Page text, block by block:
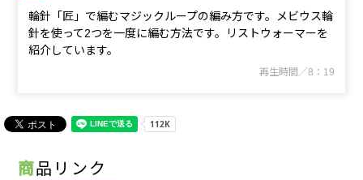
輪針「匠」で編むマジックループの編み方です。メビウス輪
針を使って2つを一度に編む方法です。リストウォーマーを
紹介しています。
再生時間／8：19
商品リンク